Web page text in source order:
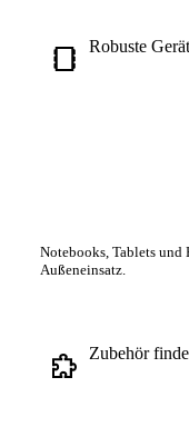
Robuste
Notebooks, Tablets und
Außeneinsatz.
Zubehör